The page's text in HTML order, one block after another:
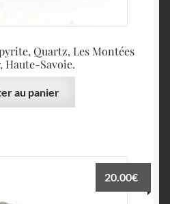
Quartz, Les Montées
Haute-Savoie.
au panier
20.00€